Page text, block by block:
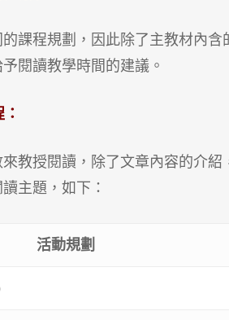
課程規劃，因此除了主教材內
閱讀教學時間的建議。
教授閱讀，除了文章內容的介
主題，如下：
活動規劃